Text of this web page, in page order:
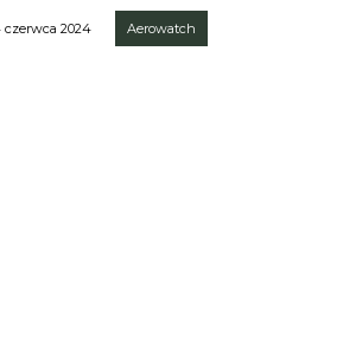
czerwca 2024 Aerowatch